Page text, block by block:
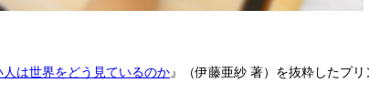
人は世界をどう見ているのか』（伊藤亜紗 著）を抜粋したプ